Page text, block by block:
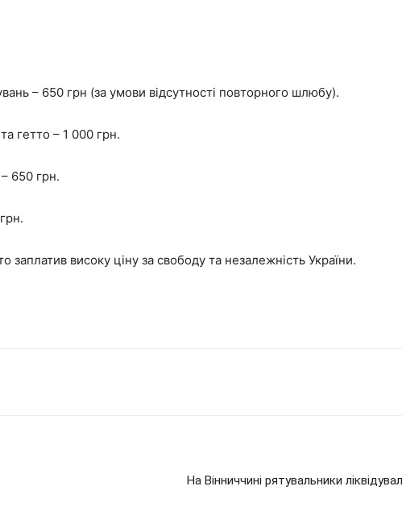
– 650 грн (за умови відсутності повторного шлюбу).
гетто – 1 000 грн.
650 грн.
високу ціну за свободу та незалежність України.
На Вінниччині рятувальники